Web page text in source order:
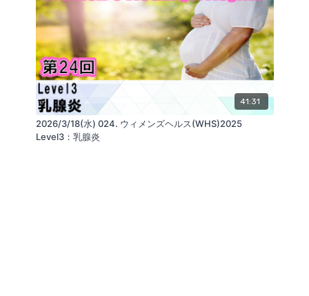
41:31
2026/3/18(水) 024. ウィメンズヘルス(WHS)2025
Level3：乳腺炎